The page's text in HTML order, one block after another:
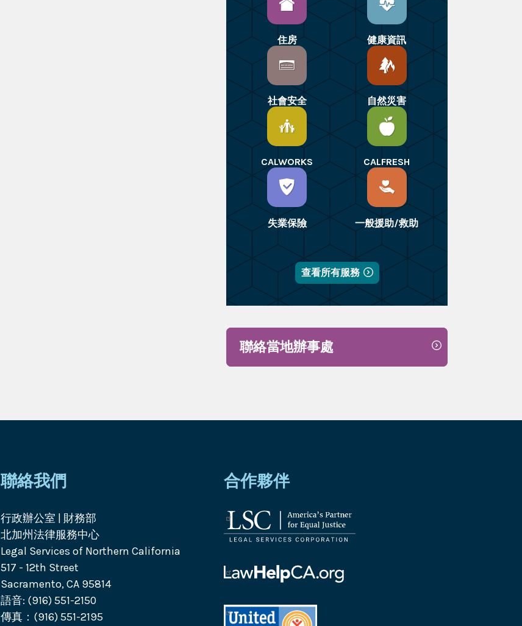
住房 健康資訊
社會安全 自然災害
CALWORKS CALFRESH
失業保險 一般援助/救助
查看所有服務
聯絡當地辦事處
聯絡我們
行政辦公室 | 財務部
北加州法律服務中心
Legal Services of Northern California
517 - 12th Street
Sacramento, CA 95814
語音: (916) 551-2150
傳真：(916) 551-2195
合作夥伴
法
律
務
標
Law
California
標